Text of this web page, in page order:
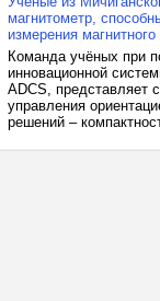
магнитометр,
измерения
Команда учёных при
инновационной
ADCS, представляет
управления
решений –